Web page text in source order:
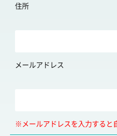
住所
メールアドレス
※メールアドレスを入力すると